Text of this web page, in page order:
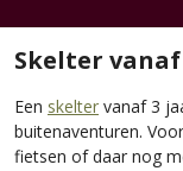
Skelter
Een skelter vanaf 3
buitenaventuren.
fietsen of daar nog